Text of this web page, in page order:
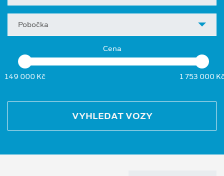
Pobočka
Cena
149 000 Kč 1 753 000
VYHLEDAT VOZY